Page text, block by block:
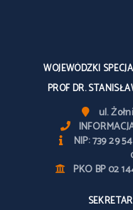
WOJEWÓDZKI
PROF DR.
ul.
NIP: 739 29
PKO BP 02